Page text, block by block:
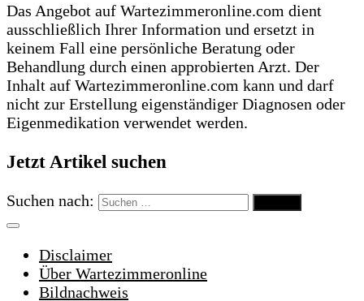
Das Angebot auf Wartezimmeronline.com dient
ausschließlich Ihrer Information und ersetzt in
keinem Fall eine persönliche Beratung oder
Behandlung durch einen approbierten Arzt. Der
Inhalt auf Wartezimmeronline.com kann und darf
nicht zur Erstellung eigenständiger Diagnosen oder
Eigenmedikation verwendet werden.
Jetzt Artikel suchen
Suchen nach:
Disclaimer
Über Wartezimmeronline
Bildnachweis